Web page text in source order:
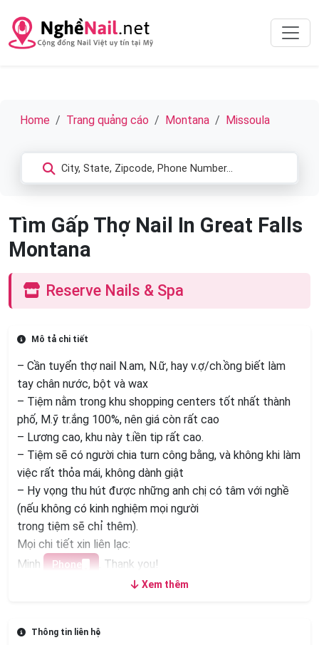
Home Trang quảng cáo Montana Missoula
Tìm Gấp Thợ Nail In Great Falls
Montana
Reserve Nails & Spa
Mô tả chi tiết
– Cần tuyển thợ nail N.am, N.ữ, hay v.ợ/ch.ồng biết làm
tay chân nước, bột và wax
– Tiệm nằm trong khu shopping centers tốt nhất thành
phố, M.ỹ tr.ắng 100%, nên giá còn rất cao
– Lương cao, khu này t.iền tip rất cao.
– Tiệm sẽ có người chia turn công bằng, và không khi làm
việc rất thỏa mái, không dành giật
– Hy vọng thu hút được những anh chị có tâm với nghề
(nếu không có kinh nghiệm mọi người
trong tiệm sẽ chỉ thêm).
Mọi chi tiết xin liên lạc:
Minh
Phone . Thank you!
Xem thêm
Thông tin liên hệ